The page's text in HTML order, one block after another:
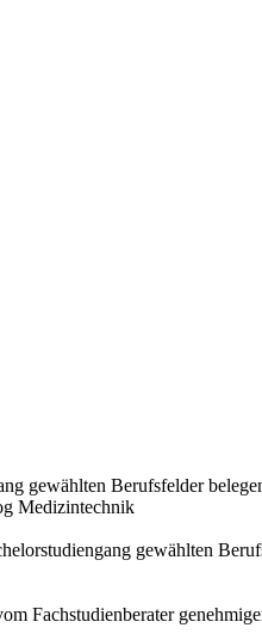
gewählten Berufsfelder
Medizintechnik
gewählten
Fachstudienberater